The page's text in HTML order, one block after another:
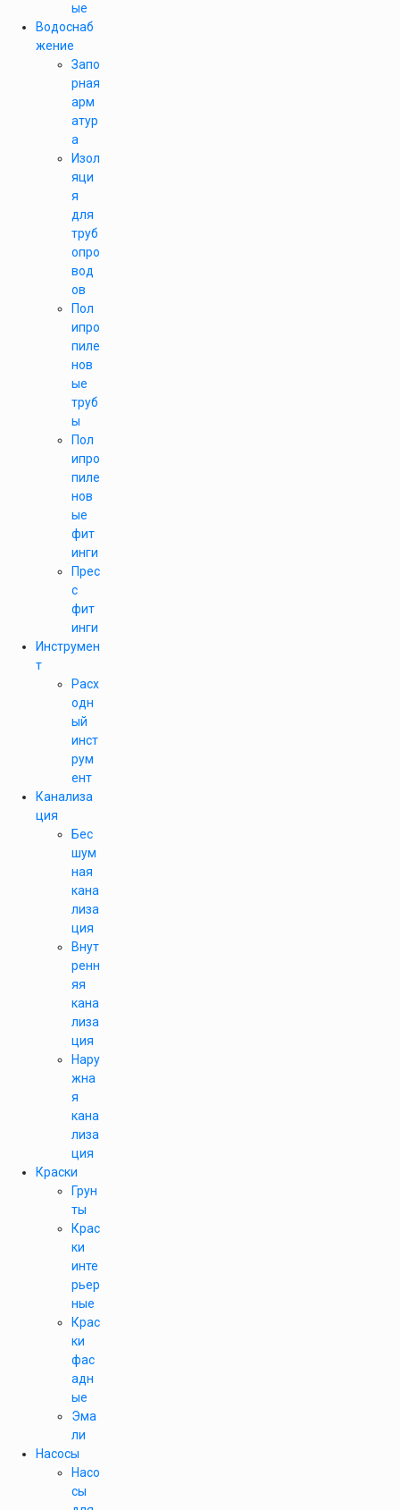
ые
Водоснаб
жение
Запо
рная
арм
атур
а
Изол
яци
я
для
труб
опро
вод
ов
Пол
ипро
пиле
нов
ые
труб
ы
Пол
ипро
пиле
нов
ые
фит
инги
Прес
с
фит
инги
Инструмен
т
Расх
одн
ый
инст
рум
ент
Канализа
ция
Бес
шум
ная
кана
лиза
ция
Внут
ренн
яя
кана
лиза
ция
Нару
жна
я
кана
лиза
ция
Краски
Грун
ты
Крас
ки
инте
рьер
ные
Крас
ки
фас
адн
ые
Эма
ли
Насосы
Насо
сы